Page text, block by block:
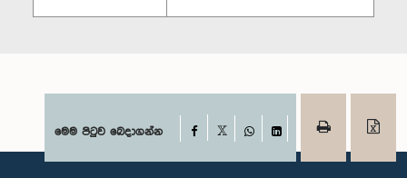
මෙම පිටුව බෙදාගන්න Facebook
WhatsAppLinkedIn